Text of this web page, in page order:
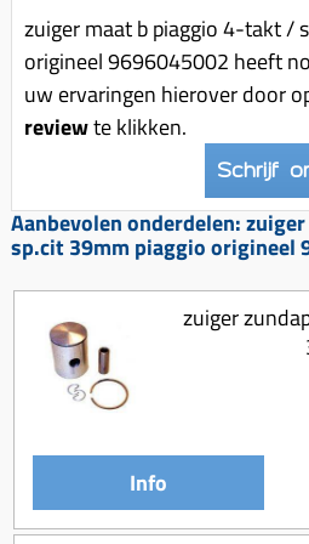
Voor tandwielen
Zuigers
Origineel zuigers
Tomos opvoeren (kits)
Koppeling compleet
Koppeling trekveer
Koeling (delen)
Overbrenging
zuiger maat b piaggio 4-takt /
origineel 9696045002 heeft
uw ervaringen hierover door
reviewte klikken.
Schrijf
Aanbevolen onderdelen:
sp.cit 39mm piaggio origineel
zuiger
Info